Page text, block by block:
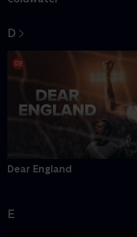
D
Dear England
E